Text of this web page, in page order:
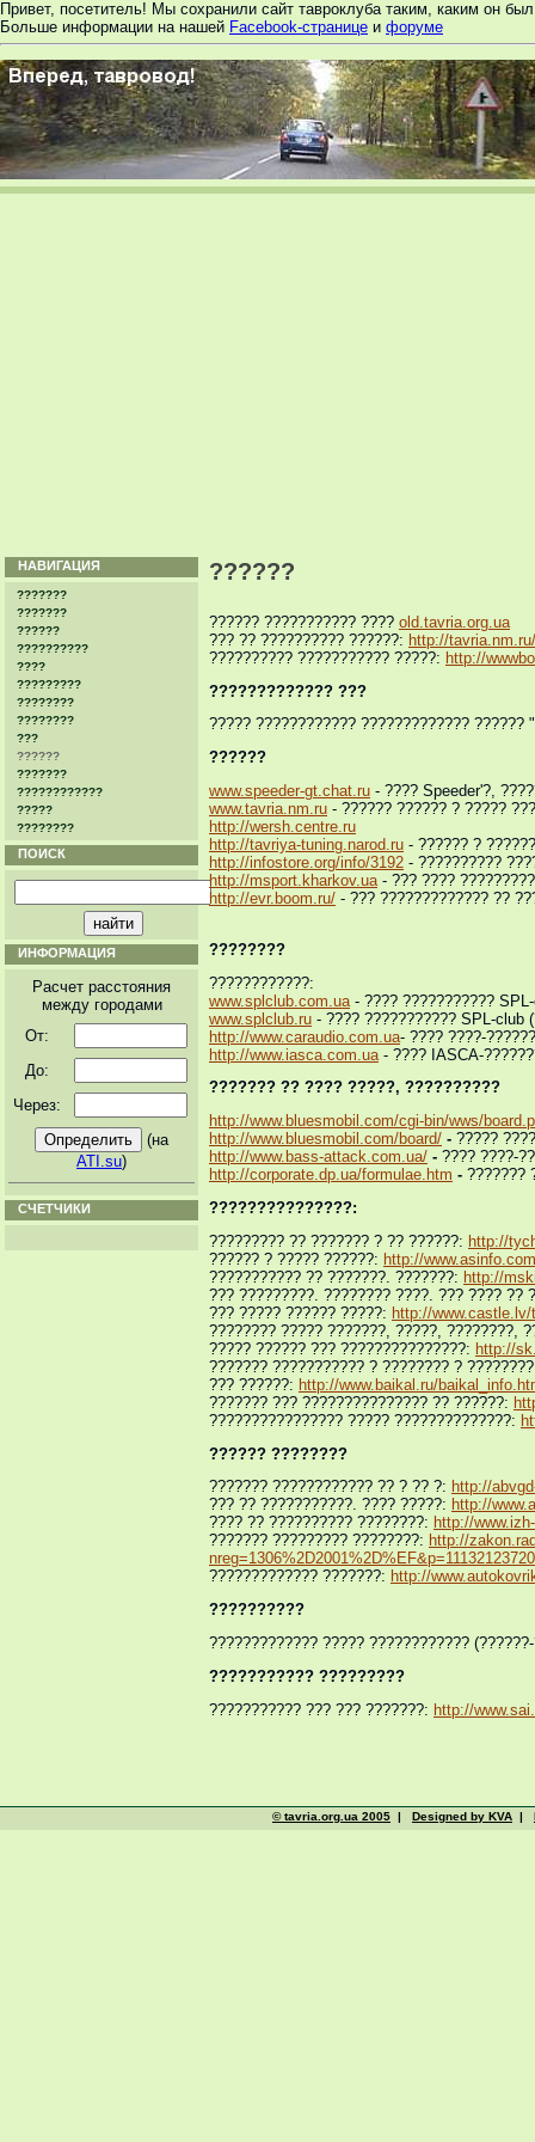
Привет, посетитель! Мы сохранили сайт тавроклуба таким, каким он
Больше информации на нашей Facebook-странице и форуме
НАВИГАЦИЯ
???????
???????
??????
??????????
????
?????????
????????
????????
???
??????
???????
????????????
?????
????????
ПОИСК
ИНФОРМАЦИЯ
Расчет расстояния
между городами
От:
До:
Через:
(на
ATI.su)
СЧЕТЧИКИ
??????
?????? ??????????? ???? old.tavria.org.ua
??? ?? ?????????? ??????: http://tavria.nm.ru/
?????????? ??????????? ?????: http://
????????????? ???
????? ???????????? ?????????????
??????
www.speeder-gt.chat.ru - ???? Speeder'?,
www.tavria.nm.ru - ?????? ?????? ? ?????
http://wersh.centre.ru
http://tavriya-tuning.narod.ru - ?????? ?
http://infostore.org/info/3192 - ??????????
http://msport.kharkov.ua - ??? ????
http://evr.boom.ru/ - ??? ????????????? ??
????????
????????????:
www.splclub.com.ua - ???? ???????????
www.splclub.ru - ???? ??????????? SPL-club
http://www.caraudio.com.ua- ???? ????-
http://www.iasca.com.ua - ???? IASCA-
??????? ?? ???? ?????, ??????????
http://www.bluesmobil.com/cgi-bin/wws/
http://www.bluesmobil.com/board/ - ?????
http://www.bass-attack.com.ua/ - ???? ????-
http://corporate.dp.ua/formulae.htm - ???????
???????????????:
????????? ?? ??????? ? ?? ??????: http://
?????? ? ????? ??????: http://
??????????? ?? ???????. ???????: http://
??? ?????????. ???????? ????. ??? ???? ??
??? ????? ?????? ?????: http://
???????? ????? ???????, ?????, ????????,
????? ?????? ??? ???????????????: http://
??????? ??????????? ? ???????? ?
??? ??????: http://www.baikal.ru/
??????? ??? ??????????????? ?? ??????:
???????????????? ????? ??????????????:
?????? ????????
??????? ???????????? ?? ? ?? ?: http://
??? ?? ???????????. ???? ?????: http://
???? ?? ?????????? ????????: http://
??????? ????????? ????????: http://
????????????? ???????: http://
??????????
????????????? ????? ????????????
??????????? ?????????
??????????? ??? ??? ???????: http://
© tavria.org.ua 2005 | Designed by KVA |